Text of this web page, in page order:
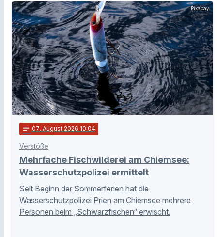
Pixabay
notes 07. August 2026 10:04
Verstöße
Mehrfache Fischwilderei am Chiemsee:
Wasserschutzpolizei ermittelt
Seit Beginn der Sommerferien hat die
Wasserschutzpolizei Prien am Chiemsee mehrere
Personen beim „Schwarzfischen“ erwischt.